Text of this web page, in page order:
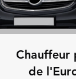
Chauffeur
de